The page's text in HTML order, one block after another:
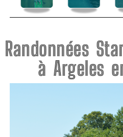
Randonnées
à Argeles